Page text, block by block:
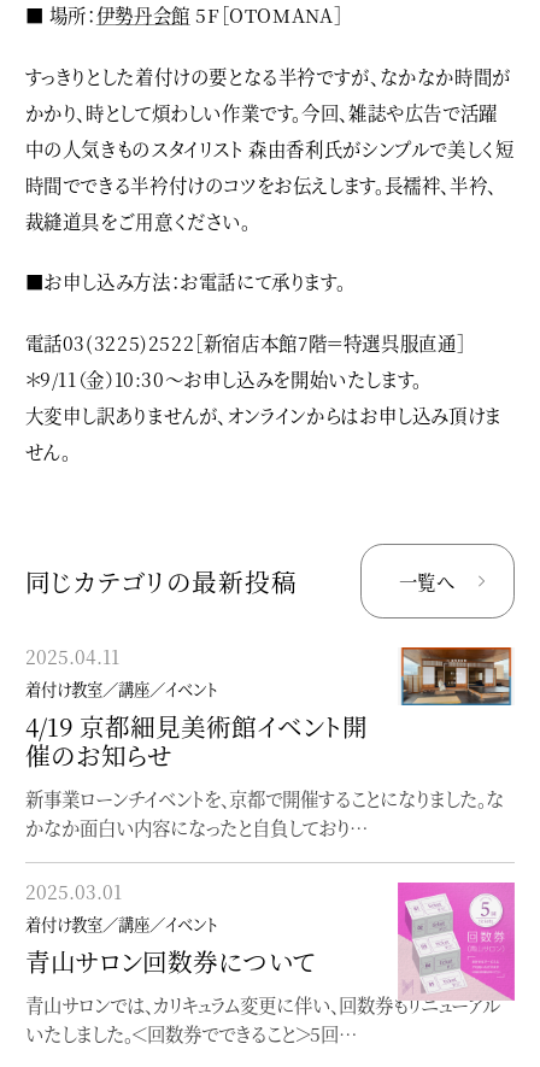
■ 場所：伊勢丹会館 5F［OTOMANA］
すっきりとした着付けの要となる半衿ですが、なかなか時間が
かかり、時として煩わしい作業です。今回、雑誌や広告で活躍
中の人気きものスタイリスト 森由香利氏がシンプルで美しく短
時間でできる半衿付けのコツをお伝えします。長襦袢、半衿、
裁縫道具をご用意ください。
■お申し込み方法：お電話にて承ります。
電話03(3225)2522［新宿店本館7階＝特選呉服直通］
＊9/11（金）10:30〜お申し込みを開始いたします。
大変申し訳ありませんが、オンラインからはお申し込み頂けま
せん。
同じカテゴリの最新投稿 一覧へ
2025.04.11
着付け教室／講座／イベント
4/19 京都細見美術館イベント開
催のお知らせ
新事業ローンチイベントを、京都で開催することになりました。な
かなか面白い内容になったと自負しており…
2025.03.01
着付け教室／講座／イベント
青山サロン回数券について
青山サロンでは、カリキュラム変更に伴い、回数券もリニューアル
いたしました。＜回数券でできること＞5回…
2024.08.29
着付け教室／講座／イベント
個性にふれる、着物の楽しみ方
入門
〜どこから始めて良いか分からない貴方へ〜【座学】個性にふれ
る、着物の楽しみ方入門着付け（実技）を学…
2023.06.19
着付け教室／講座／イベント
オンラインレッスン
オンラインで完結する着物着付け教室